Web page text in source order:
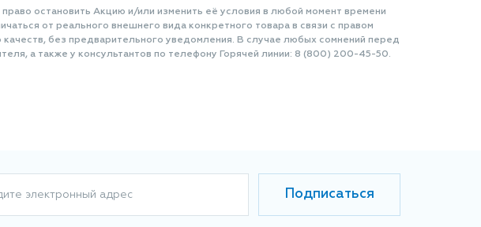
остановить Акцию и/или изменить её условия в любой момент времени
от реального внешнего вида конкретного товара в связи с правом
без предварительного уведомления. В случае любых сомнений перед
а также у консультантов по телефону Горячей линии: 8 (800) 200-45-50.
электронный адрес Подписаться